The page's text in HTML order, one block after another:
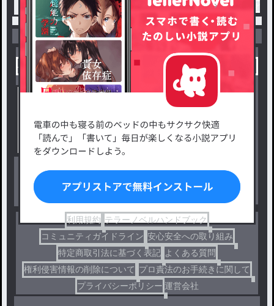
トップ 憑かれた俺と黒神心霊相談所 一目惚れ
小説を探す
新着小説一覧
小説コンテスト応募・公募
出版・メディアミックス作品
ジャンルから探す
恋愛・ロマンス
ファンタジー・異世界・SF
ホラー・ミステリー
コメディ
利用規約 テラーノベルハンドブック
コミュニティガイドライン 安心安全への取り組み
特定商取引法に基づく表記 よくある質問
権利侵害情報の削除について プロ責法のお手続きに関して
プライバシーポリシー 運営会社